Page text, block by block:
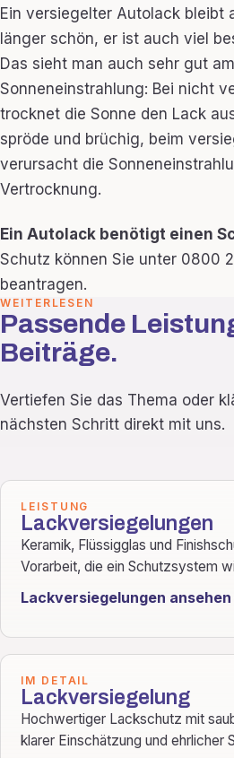
Ein versiegelter Autolack bleibt
länger schön, er ist auch viel
Das sieht man auch sehr gut
Sonneneinstrahlung: Bei nicht
trocknet die Sonne den Lack
spröde und brüchig, beim
verursacht die
Vertrocknung.
Ein Autolack benötigt einen
Schutz können Sie unter 0800
beantragen.
WEITERLESEN
Passende
Beiträge.
Vertiefen Sie das Thema oder
nächsten Schritt direkt mit uns.
LEISTUNG
Lackversiegelungen
Keramik, Flüssigglas und
Vorarbeit, die ein Schutzsystem
Lackversiegelungen ansehen
IM DETAIL
Lackversiegelung
Hochwertiger Lackschutz mit
klarer Einschätzung und ehrlicher